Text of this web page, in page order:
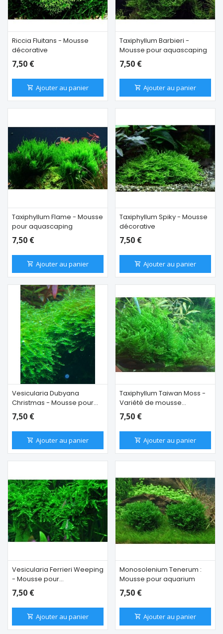
Riccia Fluitans - Mousse
décorative
7,50 €
Ajouter au panier
Taxiphyllum Barbieri -
Mousse pour aquascaping
7,50 €
Ajouter au panier
Taxiphyllum Flame - Mousse
pour aquascaping
7,50 €
Ajouter au panier
Taxiphyllum Spiky - Mousse
décorative
7,50 €
Ajouter au panier
Vesicularia Dubyana
Christmas - Mousse pour
aquarium
7,50 €
Ajouter au panier
Taxiphyllum Taiwan Moss -
Variété de mousse
originale et luxuriante
7,50 €
Ajouter au panier
Vesicularia Ferrieri Weeping
- Mousse pour
aquascaping
7,50 €
Ajouter au panier
Monosolenium Tenerum :
Mousse pour aquarium
7,50 €
Ajouter au panier